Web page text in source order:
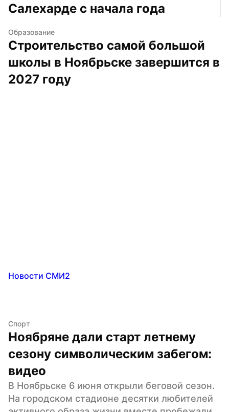
Салехарде с начала года
Образование
Строительство самой большой
школы в Ноябрьске завершится в
2027 году
Новости СМИ2
Спорт
Ноябряне дали старт летнему
сезону символическим забегом:
видео
В Ноябрьске 6 июня открыли беговой сезон.
На городском стадионе десятки любителей